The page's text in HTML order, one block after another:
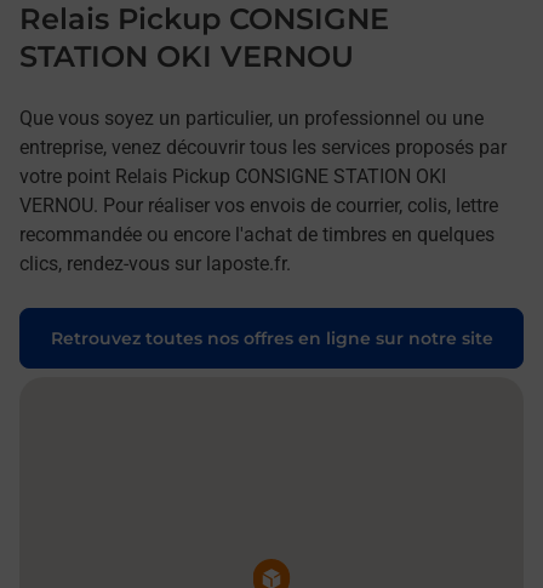
Relais Pickup CONSIGNE
STATION OKI VERNOU
Que vous soyez un particulier, un professionnel ou une
entreprise, venez découvrir tous les services proposés par
votre point Relais Pickup CONSIGNE STATION OKI
VERNOU. Pour réaliser vos envois de courrier, colis, lettre
recommandée ou encore l'achat de timbres en quelques
clics, rendez-vous sur laposte.fr.
Retrouvez toutes nos offres en ligne sur notre site
Pin de la carte